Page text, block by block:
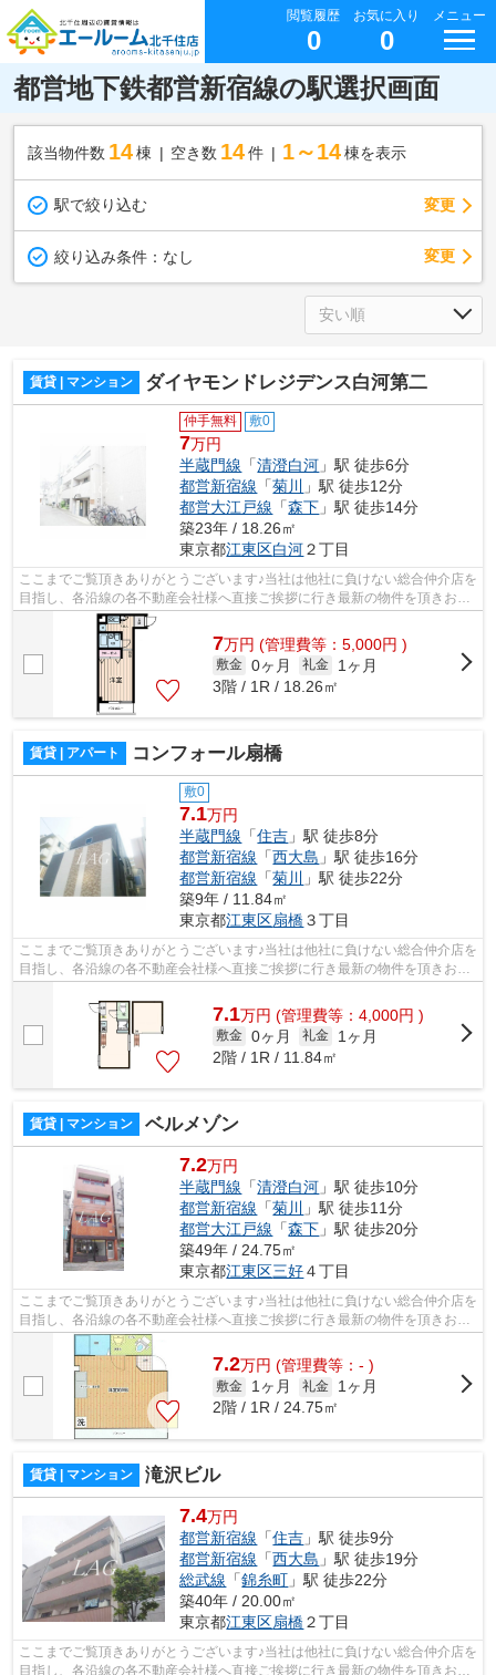
閲覧履歴
0
お気に入り
0
メニュー
都営地下鉄都営新宿線の駅選択画面
該当物件数 14棟 空き数 14 件 1～14 棟を表示
駅で絞り込む 変更
絞り込み条件： なし 変更
賃貸 | マンション ダイヤモンドレジデンス白河第二
仲手無料 敷0
7万円
半蔵門線 「清澄白河 」駅 徒歩6分
都営新宿線 「菊川
」駅 徒歩12分
都営大江戸線 「森下 」駅 徒歩14分
築23年 / 18.26㎡
東京都江東区白河２丁目
ここまでご覧頂きありがとうございます♪当社は他社に負けない総合仲介店を
目指し、各沿線の各不動産会社様へ直接ご挨拶に行き最新の物件を頂きお客
様へ提供しております！最新の情報は...
7万円 (管理費等：5,000円 )
敷金 0ヶ月 礼金
1ヶ月
3階 / 1R / 18.26㎡
賃貸 | アパート コンフォール扇橋
敷0
7.1万円
半蔵門線 「住吉 」駅 徒歩8分
都営新宿線 「西大島 」駅 徒歩16分
都営新宿線 「菊川
」駅 徒歩22分
築9年 / 11.84㎡
東京都江東区扇橋３丁目
ここまでご覧頂きありがとうございます♪当社は他社に負けない総合仲介店を
目指し、各沿線の各不動産会社様へ直接ご挨拶に行き最新の物件を頂きお客
7.1万円 (管理費等：4,000円 )
敷金 0ヶ月 礼金
1ヶ月
2階 / 1R / 11.84㎡
賃貸 | マンション ベルメゾン
7.2万円
半蔵門線 「清澄白河 」駅 徒歩10分
都営新宿線 「菊川
」駅 徒歩11分
都営大江戸線 「森下 」駅 徒歩20分
築49年 / 24.75㎡
東京都江東区三好４丁目
ここまでご覧頂きありがとうございます♪当社は他社に負けない総合仲介店を
目指し、各沿線の各不動産会社様へ直接ご挨拶に行き最新の物件を頂きお客
様へ提供しております！最新の情報は...
7.2万円 (管理費等：- )
敷金 1ヶ月 礼金
1ヶ月
2階 / 1R / 24.75㎡
賃貸 | マンション 滝沢ビル
7.4万円
都営新宿線 「住吉 」駅 徒歩9分
都営新宿線 「西大島 」駅 徒歩19分
総武線 「錦糸町 」駅 徒歩22分
築40年 / 20.00㎡
東京都江東区扇橋２丁目
ここまでご覧頂きありがとうございます♪当社は他社に負けない総合仲介店を
目指し、各沿線の各不動産会社様へ直接ご挨拶に行き最新の物件を頂きお客